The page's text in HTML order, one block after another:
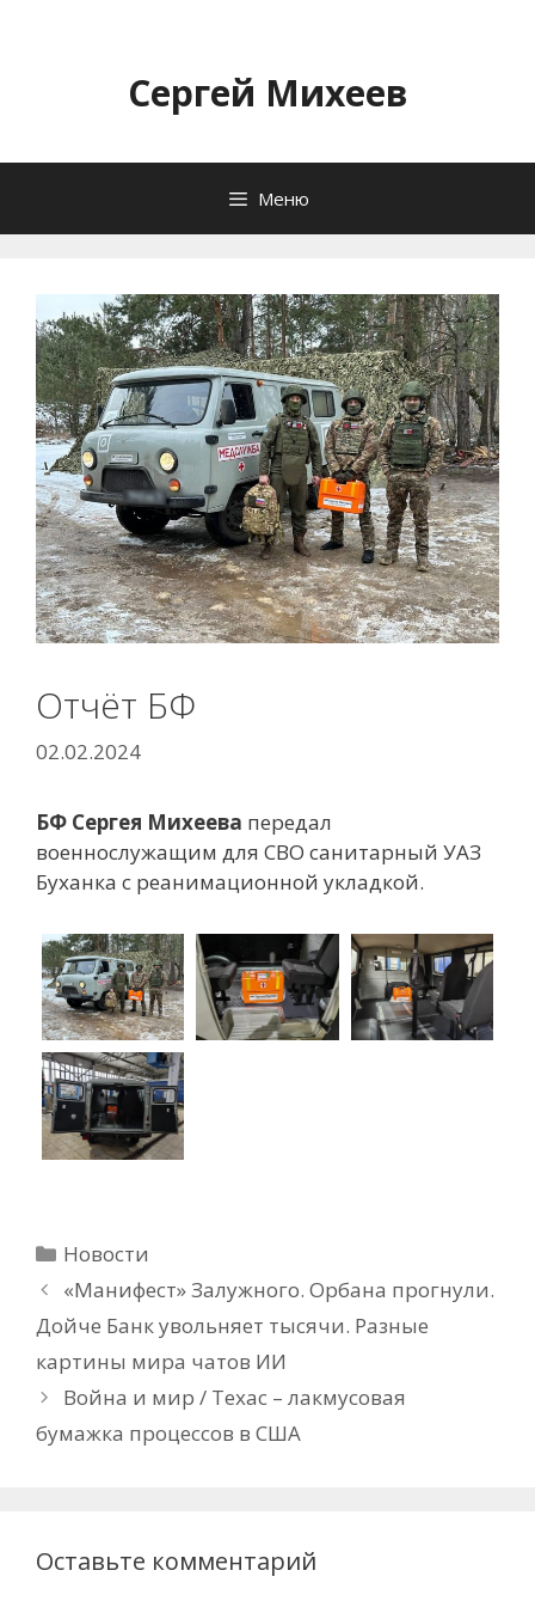
содержимомуСергей Михеев
Меню
Отчёт БФ
02.02.2024
БФ Сергея Михеева передал
военнослужащим для СВО санитарный УАЗ
Буханка с реанимационной укладкой.
Рубрики
Новости
«Манифест» Залужного. Орбана прогнули.
Дойче Банк увольняет тысячи. Разные
картины мира чатов ИИ
Война и мир / Техас – лакмусовая
бумажка процессов в США
Оставьте комментарий